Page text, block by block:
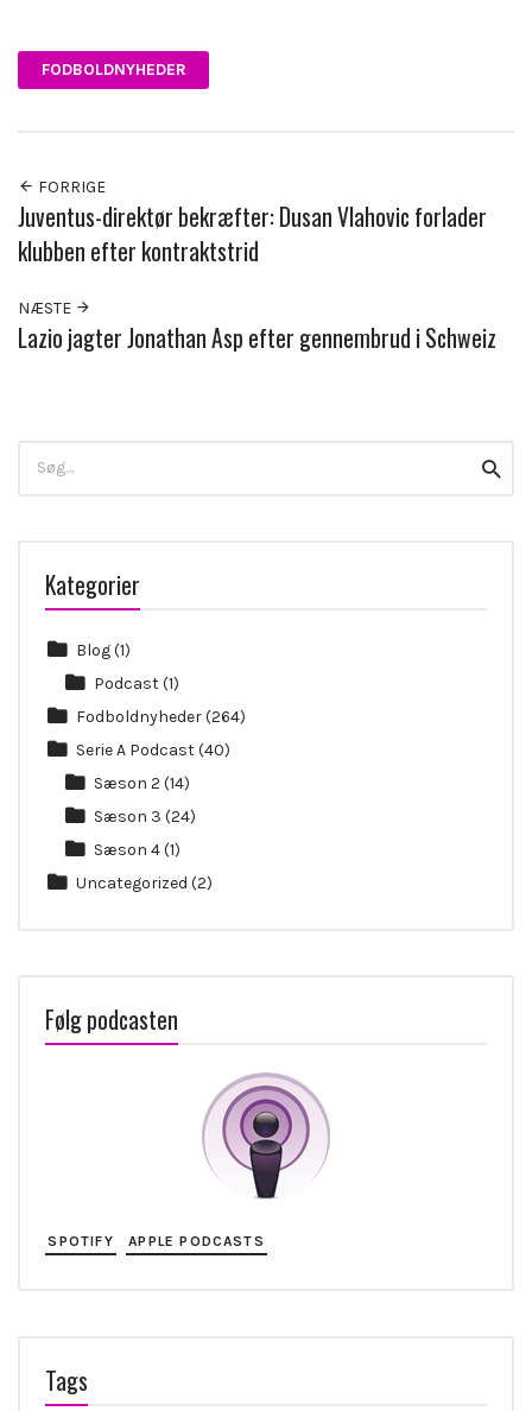
FODBOLDNYHEDER
FORRIGE
Juventus-direktør bekræfter: Dusan Vlahovic forlader
klubben efter kontraktstrid
NÆSTE
Lazio jagter Jonathan Asp efter gennembrud i Schweiz
for:
Kategorier
Blog(1)
Podcast(1)
Fodboldnyheder(264)
Serie A Podcast(40)
Sæson 2 (14)
Sæson 3 (24)
Sæson 4(1)
Uncategorized (2)
Følg podcasten
SPOTIFY APPLE PODCASTS
Tags